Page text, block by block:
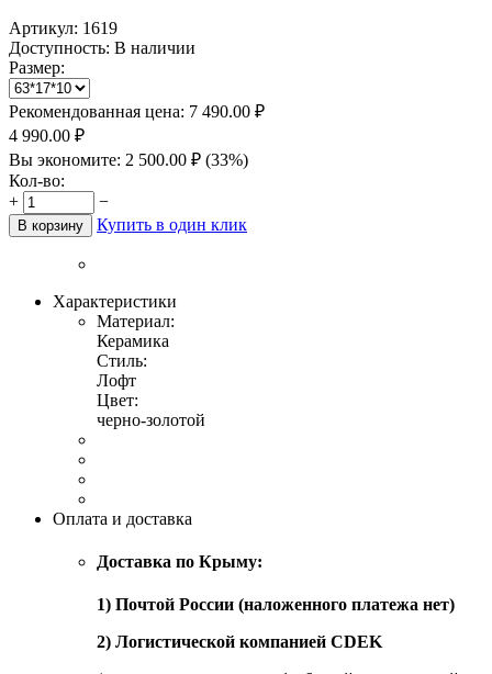
Артикул: 1619
Доступность: В наличии
Размер:
Рекомендованная цена: 7 490.00 ₽
4 990.00 ₽
Вы экономите: 2 500.00 ₽ (33%)
Кол-во:
+
−
В корзину Купить в один клик
Характеристики
Материал:
Керамика
Стиль:
Лофт
Цвет:
черно-золотой
Оплата и доставка
Доставка по Крыму:
1) Почтой России (наложенного платежа нет)
2) Логистической компанией CDEK